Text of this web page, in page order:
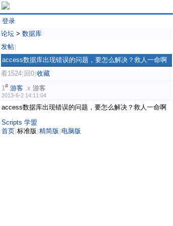
登录
论坛 > 数据库
发帖
access数据库出现错误的问题，要怎么解决？救人一命啊
看1524 回0 收藏
1# 游客 .x 游客
2013-6-2 14:11:04
access数据库出现错误的问题，要怎么解决？救人一命啊
Scripts 学盟
首页 标准版 精简版 电脑版